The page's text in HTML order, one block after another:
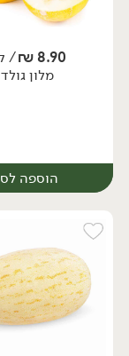
יח׳
8.90
₪
/
מלון
הוספה